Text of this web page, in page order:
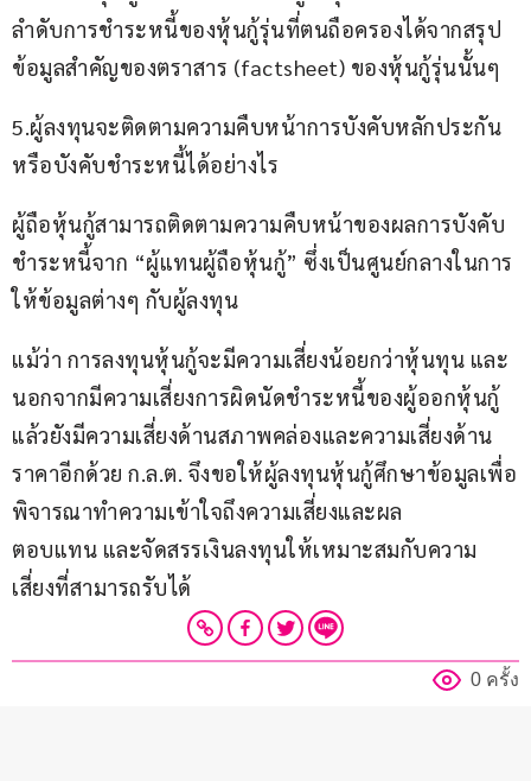
ลำดับการชำระหนี้ของหุ้นกู้รุ่นที่ตนถือครองได้จากสรุป
ข้อมูลสำคัญของตราสาร (factsheet) ของหุ้นกู้รุ่นนั้นๆ
5.ผู้ลงทุนจะติดตามความคืบหน้าการบังคับหลักประกัน
หรือบังคับชำระหนี้ได้อย่างไร
ผู้ถือหุ้นกู้สามารถติดตามความคืบหน้าของผลการบังคับ
ชำระหนี้จาก “ผู้แทนผู้ถือหุ้นกู้” ซึ่งเป็นศูนย์กลางในการ
ให้ข้อมูลต่างๆ กับผู้ลงทุน
แม้ว่า การลงทุนหุ้นกู้จะมีความเสี่ยงน้อยกว่าหุ้นทุน และ
นอกจากมีความเสี่ยงการผิดนัดชำระหนี้ของผู้ออกหุ้นกู้
แล้วยังมีความเสี่ยงด้านสภาพคล่องและความเสี่ยงด้าน
ราคาอีกด้วย ก.ล.ต. จึงขอให้ผู้ลงทุนหุ้นกู้ศึกษาข้อมูลเพื่อ
พิจารณาทำความเข้าใจถึงความเสี่ยงและผล
ตอบแทน และจัดสรรเงินลงทุนให้เหมาะสมกับความ
เสี่ยงที่สามารถรับได้
0 ครั้ง